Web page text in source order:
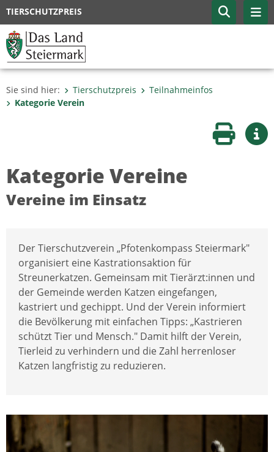
TIERSCHUTZPREIS
Sie sind hier: Tierschutzpreis
Teilnahmeinfos
Kategorie Verein
Seite
Kategorie Vereine
Vereine im Einsatz
Der Tierschutzverein „Pfotenkompass Steiermark"
organisiert eine Kastrationsaktion für
Streunerkatzen. Gemeinsam mit Tierärzt:innen und
der Gemeinde werden Katzen eingefangen,
kastriert und gechippt. Und der Verein informiert
die Bevölkerung mit einfachen Tipps: „Kastrieren
schützt Tier und Mensch." Damit hilft der Verein,
Tierleid zu verhindern und die Zahl herrenloser
Katzen langfristig zu reduzieren.